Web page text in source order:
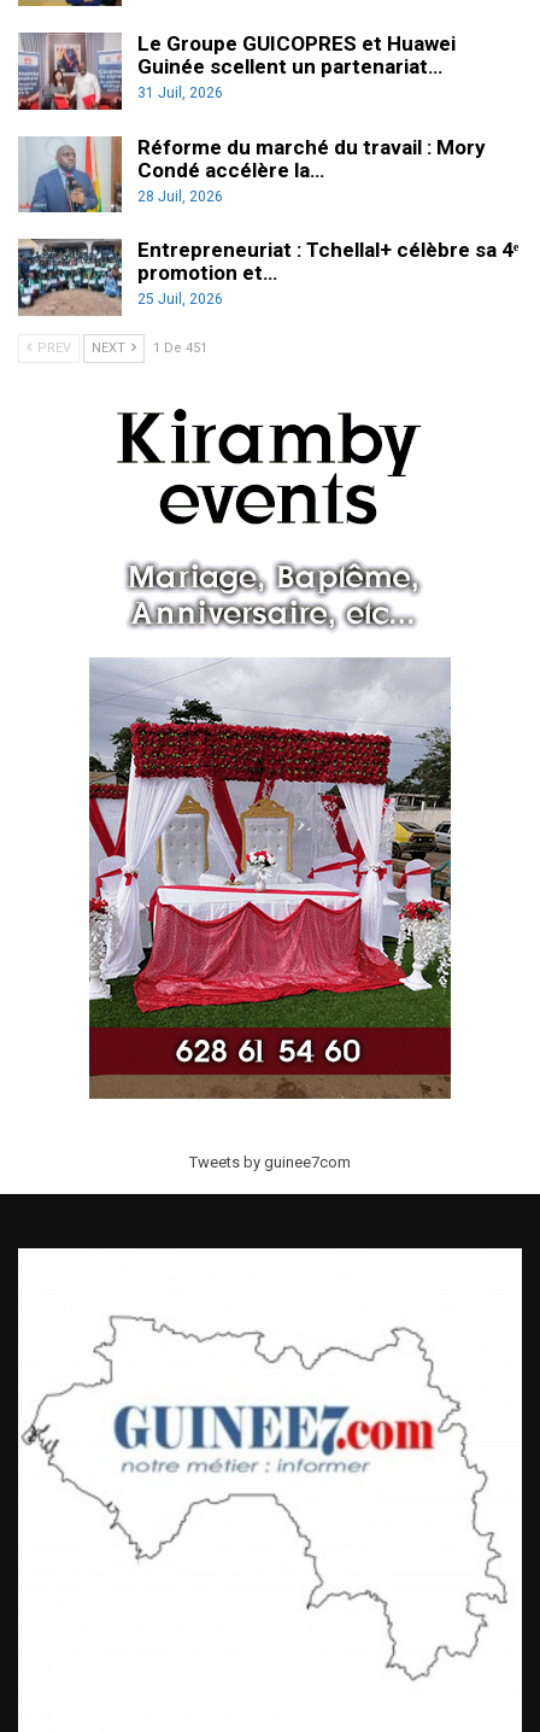
Le Groupe GUICOPRES et Huawei
Guinée scellent un partenariat…
31 Juil, 2026
Réforme du marché du travail : Mory
Condé accélère la…
28 Juil, 2026
Entrepreneuriat : Tchellal+ célèbre sa 4ᵉ
promotion et…
25 Juil, 2026
PREV NEXT 1 De 451
Tweets by guinee7com